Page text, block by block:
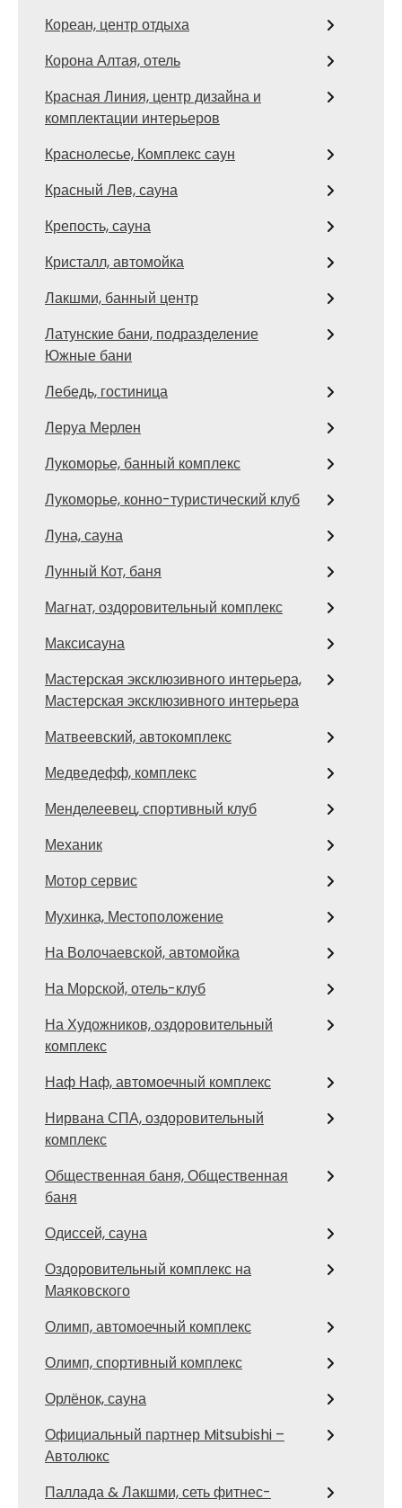
Кореан, центр отдыха
Корона Алтая, отель
Красная Линия, центр дизайна и
комплектации интерьеров
Краснолесье, Комплекс саун
Красный Лев, сауна
Крепость, сауна
Кристалл, автомойка
Лакшми, банный центр
Латунские бани, подразделение
Южные бани
Лебедь, гостиница
Леруа Мерлен
Лукоморье, банный комплекс
Лукоморье, конно-туристический клуб
Луна, сауна
Лунный Кот, баня
Магнат, оздоровительный комплекс
Максисауна
Мастерская эксклюзивного интерьера,
Мастерская эксклюзивного интерьера
Матвеевский, автокомплекс
Медведефф, комплекс
Менделеевец, спортивный клуб
Механик
Мотор сервис
Мухинка, Местоположение
На Волочаевской, автомойка
На Морской, отель-клуб
На Художников, оздоровительный
комплекс
Наф Наф, автомоечный комплекс
Нирвана СПА, оздоровительный
комплекс
Общественная баня, Общественная
баня
Одиссей, сауна
Оздоровительный комплекс на
Маяковского
Олимп, автомоечный комплекс
Олимп, спортивный комплекс
Орлёнок, сауна
Официальный партнер Mitsubishi –
Автолюкс
Паллада & Лакшми, сеть фитнес-